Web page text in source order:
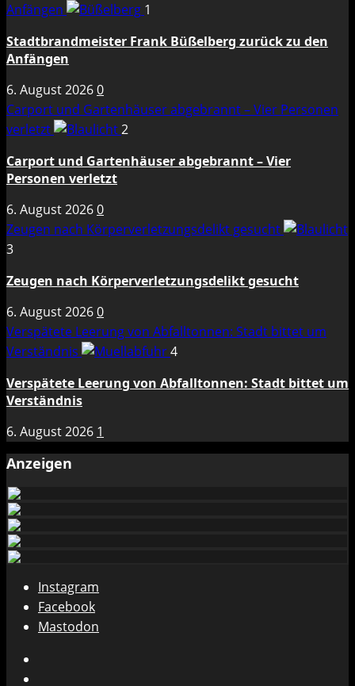
Anfängen
1
Stadtbrandmeister Frank Büßelberg zurück zu den
Anfängen
6. August 20260
Carport und Gartenhäuser abgebrannt – Vier Personen
verletzt
2
Carport und Gartenhäuser abgebrannt – Vier
Personen verletzt
6. August 20260
Zeugen nach Körperverletzungsdelikt gesucht
3
Zeugen nach Körperverletzungsdelikt gesucht
6. August 20260
Verspätete Leerung von Abfalltonnen: Stadt bittet um
Verständnis
4
Verspätete Leerung von Abfalltonnen: Stadt bittet um
Verständnis
6. August 2026 1
Anzeigen
Instagram
Facebook
Mastodon